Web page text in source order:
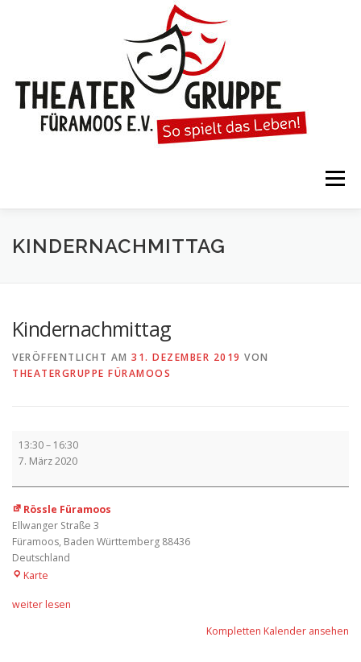
Menü
STARTSEITE DIE THEATERGRUPPE
KALENDER GESPIELTE STÜCKE
KINDERNACHMITTAG
Kindernachmittag
VERÖFFENTLICHT AM 31. DEZEMBER 2019 VON
THEATERGRUPPE FÜRAMOOS
13:30– 16:30
7. März 2020
Rössle Füramoos
Ellwanger Straße 3
Füramoos, Baden Württemberg 88436
Deutschland
Karte
weiter lesen
Kompletten Kalender ansehen